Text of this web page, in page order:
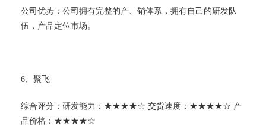
公司优势：公司拥有完整的产、销体系，拥有自己的研发队
伍，产品定位市场。
6、聚飞
综合评分：研发能力：★★★★☆ 交货速度：★★★★☆ 产
品价格：★★★★☆